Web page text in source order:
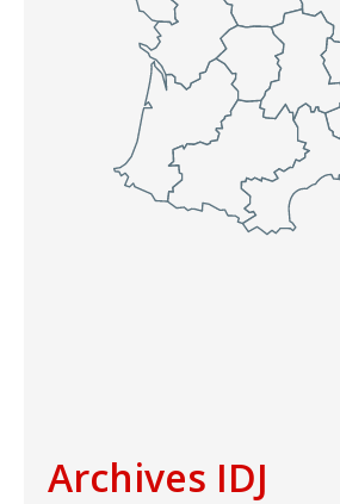
Archives IDJ